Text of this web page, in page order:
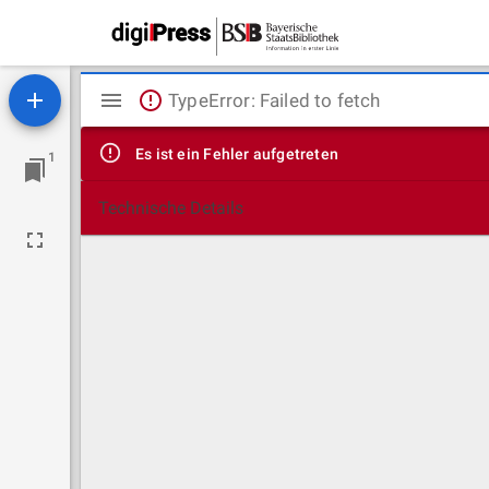
1
Mirador
Viewer
TypeError: Failed to fetch
Es ist ein Fehler aufgetreten
Technische Details